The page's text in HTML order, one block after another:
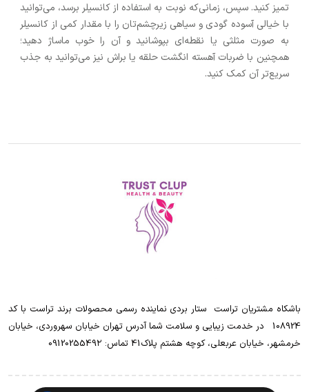
تمیز کنید. سپس، زمانی‌که نوبت به استفاده از کانسیلر برسد، می‌توانید
با خیالی آسوده گودی و سیاهی زیرچشم‌تان را با مقدار کمی از کانسیلر
به صورت مثلثی یا نقطه‌ای بپوشانید و آن را خوب ماساژ دهید؛
همچنین با ضربات آهسته انگشت حلقه یا براش نیز می‌توانید به جذب
سریع‌تر آن کمک کنید.
باشکاه مشتریان تراست ‌ ‌ستار بردی نماینده رسمی محصولات برند تراست با کد
108924 ‌ ‌ در خدمت زیبایی و سلامت شما آدرس تهران خیابان سهروردی، خیابان
خرمشهر، خیابان عربعلی، کوچه هشتم پلاک41 تماس: 0912025549۲